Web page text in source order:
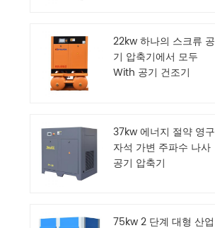
22kw 하나의 스크류 공
기 압축기에서 모두
With 공기 건조기
37kw 에너지 절약 영구
자석 가변 주파수 나사
공기 압축기
75kw 2 단계 대형 산업